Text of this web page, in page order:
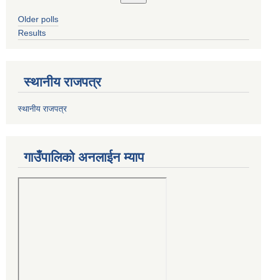
Older polls
Results
स्थानीय राजपत्र
स्थानीय राजपत्र
गाउँपालिको अनलाईन म्याप